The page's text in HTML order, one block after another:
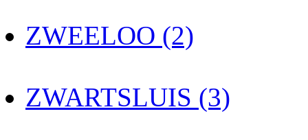
ZWEELOO (2)
ZWARTSLUIS (3)